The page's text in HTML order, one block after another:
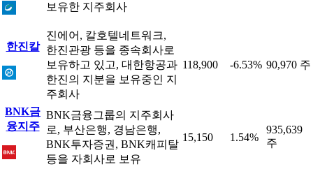
보유한 지주회사
한진칼
진에어, 칼호텔네트워크,
한진관광 등을 종속회사로
보유하고 있고, 대한항공과
한진의 지분을 보유중인 지
주회사
118,900 -6.53% 90,970 주
BNK금
융지주
BNK금융그룹의 지주회사
로, 부산은행, 경남은행,
BNK투자증권, BNK캐피탈
등을 자회사로 보유
15,150 1.54%
935,639
주